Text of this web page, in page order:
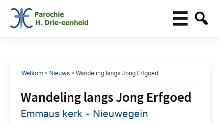
Welkom » Nieuws »Wandeling langs Jong Erfgoed
Wandeling langs Jong Erfgoed
Emmaus kerk - Nieuwegein